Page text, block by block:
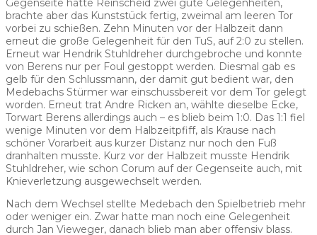
Gegenseite hatte Reinscheid zwei gute Gelegenheiten,
brachte aber das Kunststück fertig, zweimal am leeren Tor
vorbei zu schießen. Zehn Minuten vor der Halbzeit dann
erneut die große Gelegenheit für den TuS, auf 2:0 zu stellen.
Erneut war Hendrik Stuhldreher durchgebroche und konnte
von Berens nur per Foul gestoppt werden. Diesmal gab es
gelb für den Schlussmann, der damit gut bedient war, den
Medebachs Stürmer war einschussbereit vor dem Tor gelegt
worden. Erneut trat Andre Ricken an, wählte dieselbe Ecke,
Torwart Berens allerdings auch – es blieb beim 1:0. Das 1:1 fiel
wenige Minuten vor dem Halbzeitpfiff, als Krause nach
schöner Vorarbeit aus kurzer Distanz nur noch den Fuß
dranhalten musste. Kurz vor der Halbzeit musste Hendrik
Stuhldreher, wie schon Corum auf der Gegenseite auch, mit
Knieverletzung ausgewechselt werden.
Nach dem Wechsel stellte Medebach den Spielbetrieb mehr
oder weniger ein. Zwar hatte man noch eine Gelegenheit
durch Jan Vieweger, danach blieb man aber offensiv blass.